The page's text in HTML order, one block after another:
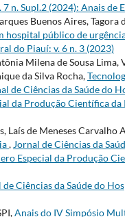
n. Supl.2 (2024): Anais de
Buenos Aires, Tagora
público de
do Piauí: v. 6 n. 3 (2023)
Milena de Sousa Lima,
da Silva Rocha,
de Ciências da Saúde do
da Produção Científica
Laís de Meneses Carvalho
, Jornal de Ciências da
Especial da Produção
de Ciências da Saúde do
Anais do IV Simpósio